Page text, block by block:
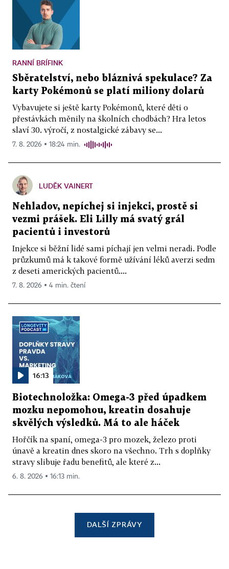
RANNÍ BRÍFINK
Sběratelství, nebo bláznivá spekulace? Za
karty Pokémonů se platí miliony dolarů
Vybavujete si ještě karty Pokémonů, které děti o
přestávkách měnily na školních chodbách? Hra letos
slaví 30. výročí, z nostalgické zábavy se...
7. 8. 2026 ▪ 18:24 min.
LUDĚK VAINERT
Nehladov, nepíchej si injekci, prostě si
vezmi prášek. Eli Lilly má svatý grál
pacientů i investorů
Injekce si běžní lidé sami píchají jen velmi neradi. Podle
průzkumů má k takové formě užívání léků averzi sedm
z deseti amerických pacientů....
7. 8. 2026 ▪ 4 min. čtení
16:13
Biotechnoložka: Omega-3 před úpadkem
mozku nepomohou, kreatin dosahuje
skvělých výsledků. Má to ale háček
Hořčík na spaní, omega-3 pro mozek, železo proti
únavě a kreatin dnes skoro na všechno. Trh s doplňky
stravy slibuje řadu benefitů, ale které z...
6. 8. 2026 ▪ 16:13 min.
DALŠÍ ZPRÁVY